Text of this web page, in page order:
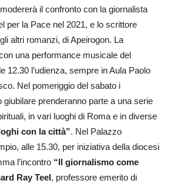
il confronto con la giornalista
per la Pace nel 2021, e lo scrittore
altri romanzi, di Apeirogon. La
una performance musicale del
12.30 l’udienza, sempre in Aula Paolo
Nel pomeriggio del sabato i
giubilare prenderanno parte a una serie
in vari luoghi di Roma e in diverse
con la città”. Nel Palazzo
alle 15.30, per iniziativa della diocesi
l’incontro “Il giornalismo come
Ray Teel, professore emerito di